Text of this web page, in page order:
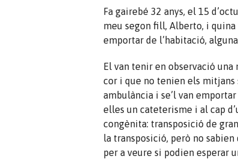
Fa gairebé 32 anys, el 15
meu segon fill, Alberto, i quina
emportar de l’habitació,
El van tenir en observació
cor i que no tenien els mitjans
ambulància i se’l van
elles un cateterisme i al cap
congènita: transposició de
la transposició, però no
per a veure si podien esperar